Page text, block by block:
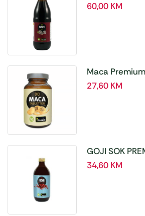
60,00 KM
Maca
tablete, a180
27,60 KM
GOJI SOK
ml
34,60 KM